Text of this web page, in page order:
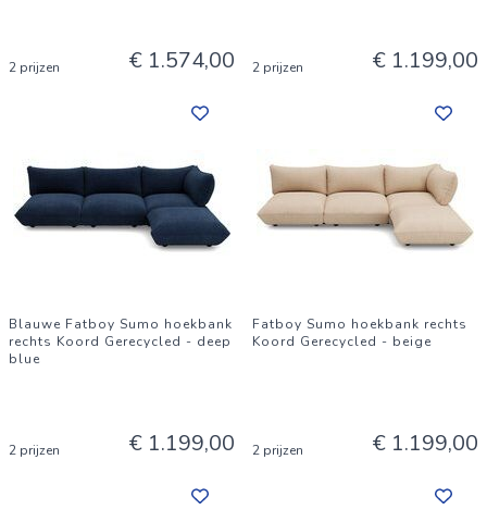
2 prijzen € 1.574,00 2 prijzen € 1.199,00
Blauwe Fatboy Sumo hoekbank
rechts Koord Gerecycled - deep
blue
2 prijzen € 1.199,00
Fatboy Sumo hoekbank rechts
Koord Gerecycled - beige
2 prijzen € 1.199,00